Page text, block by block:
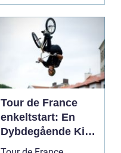
Tour de France
enkeltstart: En
Dybdegående Kig
på Tidskørslen